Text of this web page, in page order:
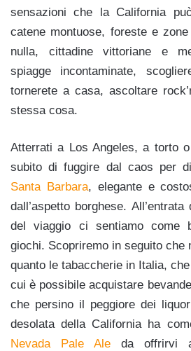
sensazioni che la California
catene montuose, foreste e
nulla, cittadine vittoriane e
spiagge incontaminate,
tornerete a casa, ascoltare
stessa cosa.
Atterrati a Los Angeles, a torto
subito di fuggire dal caos per
Santa Barbara, elegante e
dall’aspetto borghese.
del viaggio ci sentiamo come
giochi. Scopriremo in seguito che
quanto le tabaccherie in Italia,
cui è possibile acquistare
che persino il peggiore dei
desolata della California ha
Nevada Pale Ale da offrirvi